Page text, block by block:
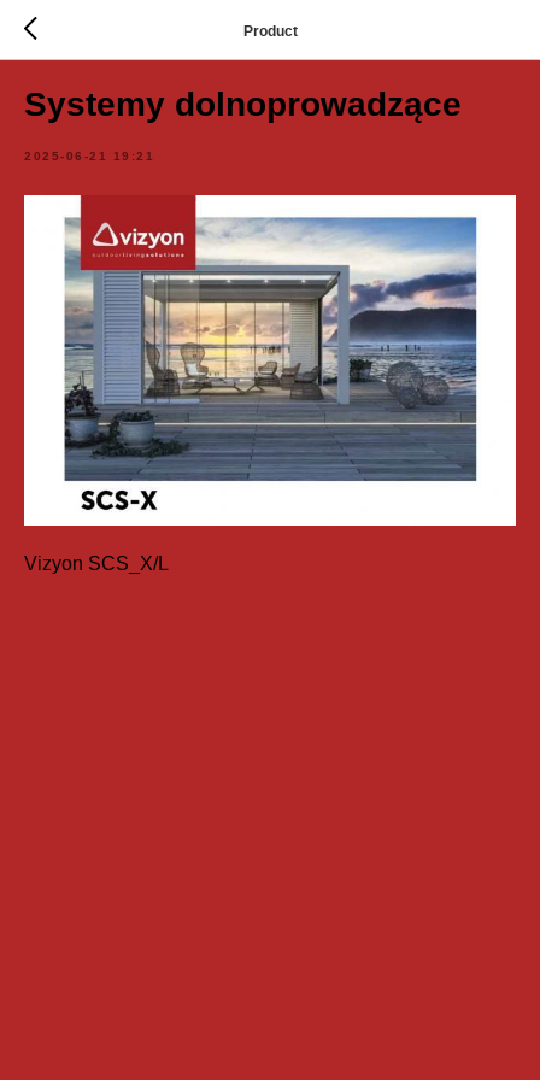
Product
Systemy dolnoprowadzące
2025-06-21 19:21
Vizyon SCS_X/L